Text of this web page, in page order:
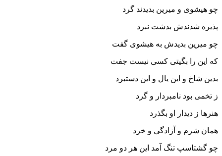
چو هیشوى و میرین بدیدند گرد
پذیره شدندش بدشت نبرد
چو میرین بدیدش به هیشوى گفت
که این را بگیتى کسى نیست جفت‏
بدین شاخ و این یال و این دستبرد
ز تخمى بود نامبردار و گرد
هنرها ز دیدار او بگذرد
همان شرم و آزادگى و خرد
چو گشتاسپ تنگ آمد این هر دو مرد